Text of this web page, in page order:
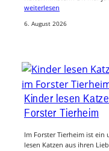
weiterlesen
6. August 2026
Kinder lesen
Forster Tierheim
Im Forster Tierheim ist
lesen Katzen aus ihren